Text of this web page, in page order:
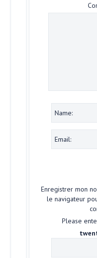
Enregistrer mon
le navigateur
Please